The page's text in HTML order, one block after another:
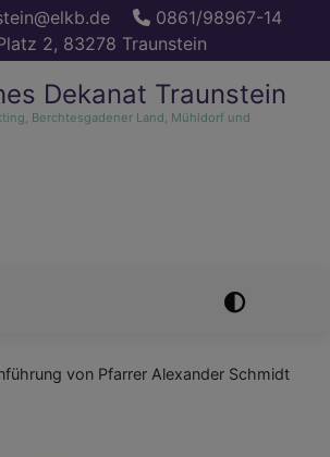
0861/98967-14
2, 83278 Traunstein
Dekanat Traunstein
Berchtesgadener Land, Mühldorf und
von Pfarrer Alexander Schmidt